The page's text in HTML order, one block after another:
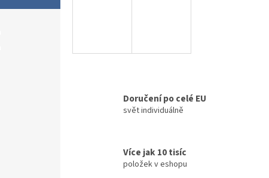
Doručení po celé EU
svět individuálně
Více jak 10 tisíc
položek v eshopu